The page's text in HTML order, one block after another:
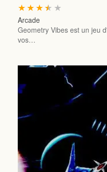
★
★
★
★
★
Arcade
Geometry Vibes est un jeu
vos…